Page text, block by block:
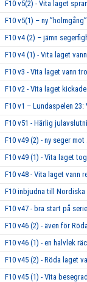
F10 v5(2) - Vita laget
F10 v5(1) – ny
F10 v4 (2) – jämn
F10 v4 (1) - Vita laget
F10 v3 - Vita laget vann
F10 v2 - Vita laget
F10 v1 – Lundaspelen 23:
F10 v51 - Härlig
F10 v49 (2) - ny seger
F10 v49 (1) - Vita laget
F10 v48 - Vita laget vann
F10 inbjudna till Nordiska
F10 v47 - bra start på
F10 v46 (2) - även för
F10 v46 (1) - en halvlek
F10 v45 (2) - Röda laget
F10 v45 (1) - Vita